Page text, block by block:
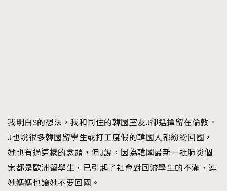
我明白S的想法，我和同住的韓國室友J卻選擇留在倫敦。
J也說很多韓國留學生或打工度假的韓國人都紛紛回國，
她也有過這樣的念頭，但J說，因為韓國最新一批肺炎個
案都是歐洲留學生，已引起了社會對回流學生的不滿，連
她媽媽也讓她不要回國。